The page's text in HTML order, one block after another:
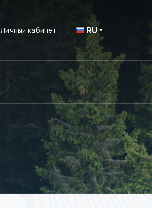
Личный кабинет RU